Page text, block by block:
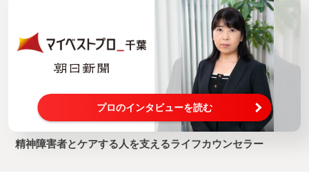
プロのインタビューを読む
精神障害者とケアする人を支えるライフカウンセラー